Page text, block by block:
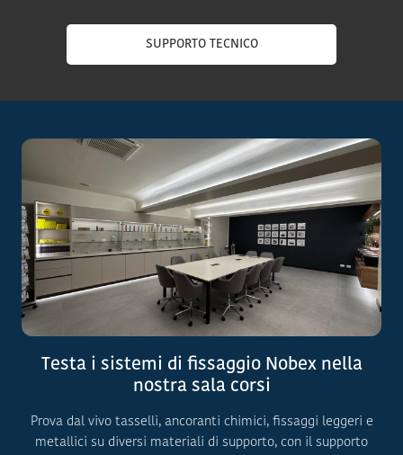
SUPPORTO TECNICO
Testa i sistemi di fissaggio Nobex nella
nostra sala corsi
Prova dal vivo tasselli, ancoranti chimici, fissaggi leggeri e
metallici su diversi materiali di supporto, con il supporto